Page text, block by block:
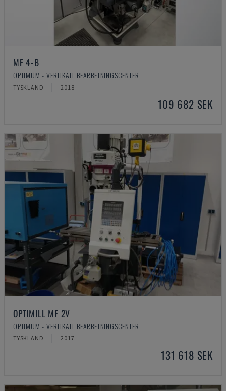
MF 4-B
OPTIMUM - VERTIKALT BEARBETNINGSCENTER
TYSKLAND 2018
109 682 SEK
OPTIMILL MF 2V
OPTIMUM - VERTIKALT BEARBETNINGSCENTER
TYSKLAND 2017
131 618 SEK